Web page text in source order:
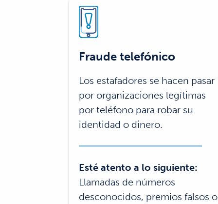
Fraude telefónico
Los estafadores se hacen pasar
por organizaciones legítimas
por teléfono para robar su
identidad o dinero.
Esté atento a lo siguiente:
Llamadas de números
desconocidos, premios falsos o